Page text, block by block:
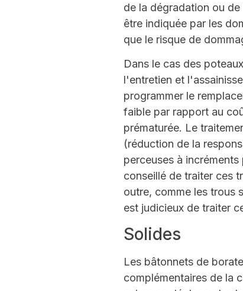
de la dégradation ou
être indiquée par les
que le risque de
Dans le cas des
l'entretien et
programmer le
faible par rapport au
prématurée. Le
(réduction de la
perceuses à
conseillé de traiter ces
outre, comme les trous
est judicieux de traiter
Solides
Les bâtonnets de
complémentaires de la